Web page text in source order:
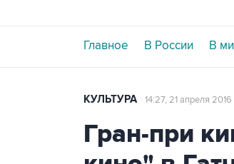
Главное В России В
КУЛЬТУРА 14:27, 21 апреля 2016
Гран-при